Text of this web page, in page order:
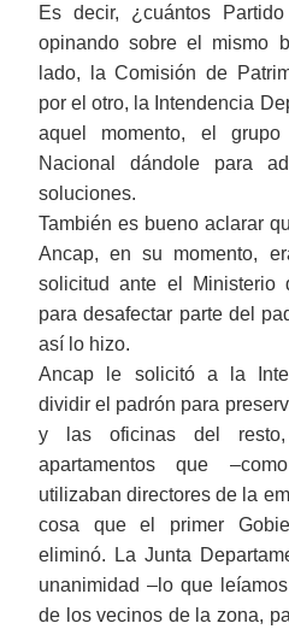
Es decir, ¿cuántos
opinando sobre el mismo
lado, la Comisión de
por el otro, la Intendencia D
aquel momento, el
Nacional dándole para
soluciones.
También es bueno aclarar
Ancap, en su momento,
solicitud ante el Ministerio
para desafectar parte del
así lo hizo.
Ancap
le solicitóa la
dividir el padrón para
y
lasoficinas del
apartamentos que ‒
utilizaban directores de la
cosa que el primer G
eliminó. La Junta
unanimidad ‒lo que
de los vecinos de la zona,